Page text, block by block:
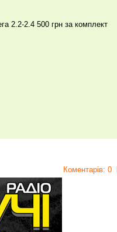
2.2-2.4 500 грн за комплект
Коментарів: 0